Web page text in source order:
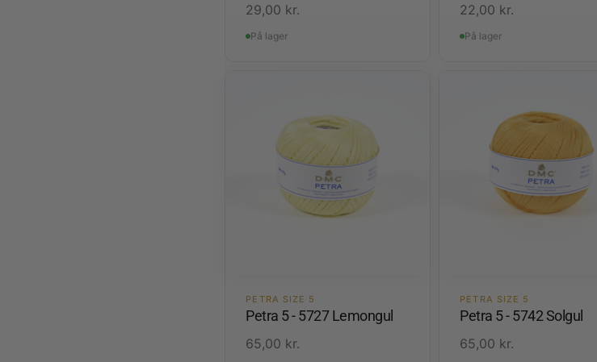
29,00 kr.
På lager
22,00 kr.
På lager
PETRA SIZE 5
Petra 5 - 5727 Lemongul
65,00 kr.
PETRA SIZE 5
Petra 5 - 5742 Solgul
65,00 kr.